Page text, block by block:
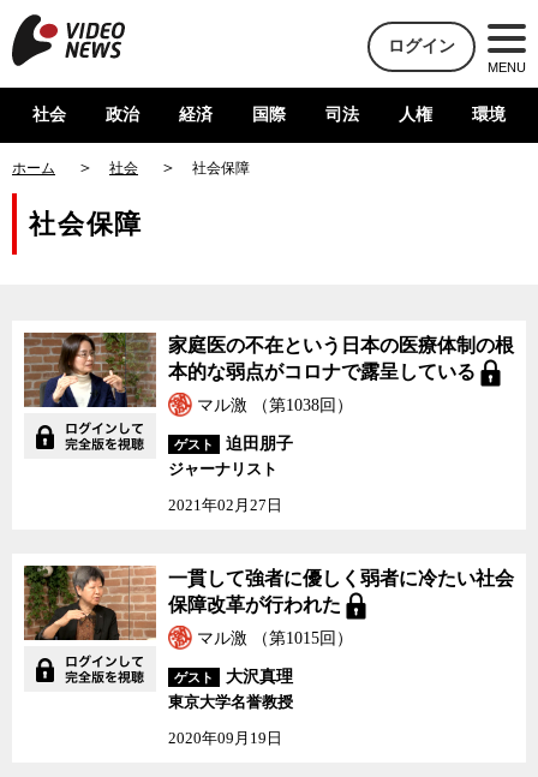
ログイン
MENU
社会 政治 経済 国際 司法 人権 環境
ホーム 社会 社会保障
社会保障
家庭医の不在という日本の医療体制の根
本的な弱点がコロナで露呈している
マル激 （第1038回）
ゲスト
迫田朋子
ジャーナリスト
2021年02月27日
一貫して強者に優しく弱者に冷たい社会
保障改革が行われた
マル激 （第1015回）
ゲスト
大沢真理
東京大学名誉教授
2020年09月19日